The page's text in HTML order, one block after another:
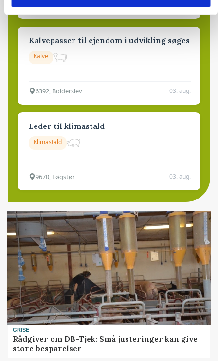
9681, Ranum 03. aug.
Kalvepasser til ejendom i udvikling søges
Kalve
6392, Bolderslev 03. aug.
Leder til klimastald
Klimastald
9670, Løgstør 03. aug.
GRISE
Rådgiver om DB-Tjek: Små justeringer kan give
store besparelser